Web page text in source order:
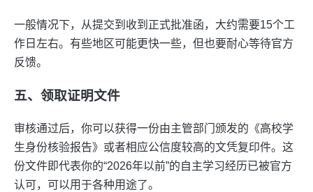
一般情况下，从提交到收到正式批准函，大约需要15个工
作日左右。有些地区可能更快一些，但也要耐心等待官方
反馈。
五、领取证明文件
审核通过后，你可以获得一份由主管部门颁发的《高校学
生身份核验报告》或者相应公信度较高的文凭复印件。这
份文件即代表你的“2026年以前”的自主学习经历已被官方
认可，可以用于各种用途了。